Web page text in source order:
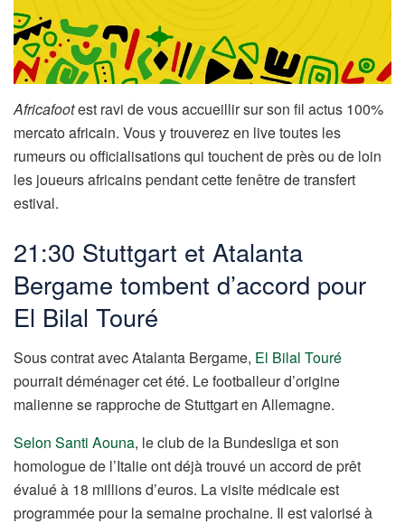
Africafootest ravi de vous accueillir sur son fil actus 100%
mercato africain. Vous y trouverez en live toutes les
rumeurs ou officialisations qui touchent de près ou de loin
les joueurs africains pendant cette fenêtre de transfert
estival.
21:30 Stuttgart et Atalanta
Bergame tombent d’accord pour
El Bilal Touré
Sous contrat avec Atalanta Bergame, El Bilal Touré
pourrait déménager cet été. Le footballeur d’origine
malienne se rapproche de Stuttgart en Allemagne.
Selon Santi Aouna, le club de la Bundesliga et son
homologue de l’Italie ont déjà trouvé un accord de prêt
évalué à 18 millions d’euros. La visite médicale est
programmée pour la semaine prochaine. Il est valorisé à